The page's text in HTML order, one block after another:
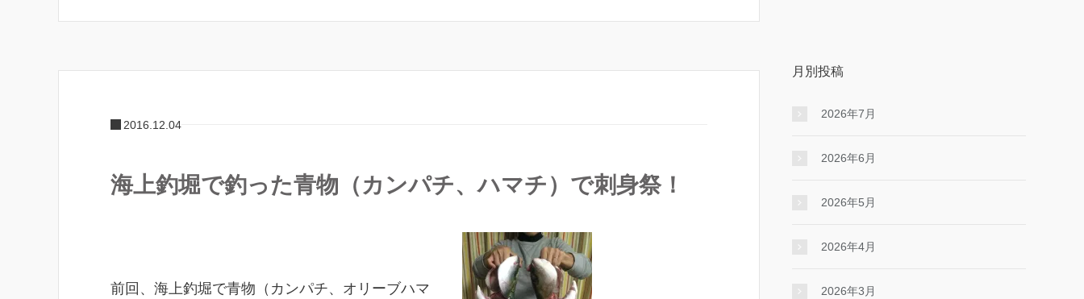
2016.12.04
海上釣堀で釣った青物（カンパチ、ハマチ）で刺身祭！
前回、海上釣堀で青物（カンパチ、オリーブハマ
月別投稿
2026年7月
2026年6月
2026年5月
2026年4月
2026年3月